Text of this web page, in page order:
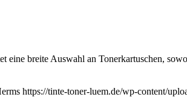
breite Auswahl an Tonerkartuschen,
https://tinte-toner-luem.de/wp-content/